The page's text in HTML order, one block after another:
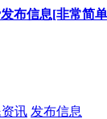
布信息[非常简
讯 发布信息